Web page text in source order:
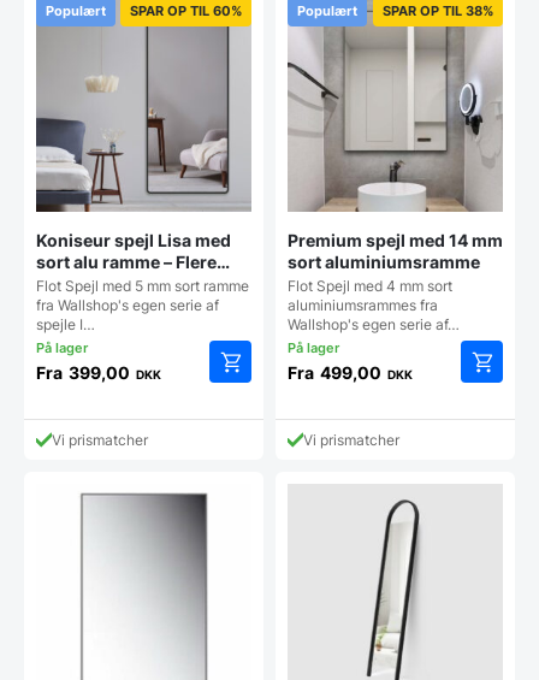
Populært SPAR OP TIL 60%
Koniseur spejl Lisa med
sort alu ramme – Flere
størrelser
Flot Spejl med 5 mm sort ramme
fra Wallshop's egen serie af
spejle I…
Fra 399,00 DKK
vare
varianter.
Vi prismatcher
Populært SPAR OP TIL 38%
Premium spejl med 14 mm
sort aluminiumsramme
Flot Spejl med 4 mm sort
aluminiumsrammes fra
Wallshop's egen serie af…
Fra 499,00 DKK
vare
Vi prismatcher